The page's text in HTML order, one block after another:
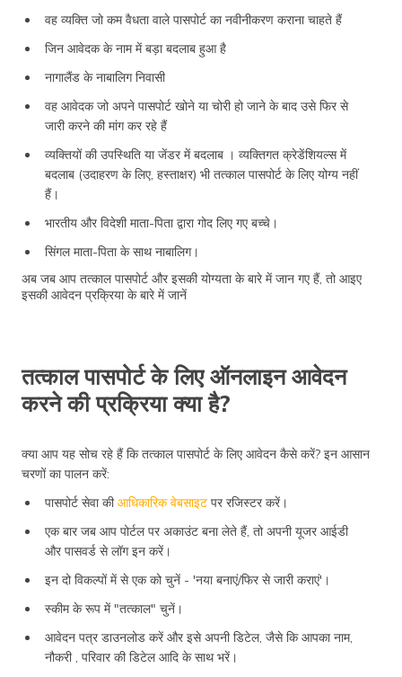
वह व्यक्ति जो कम वैधता वाले पासपोर्ट का नवीनीकरण कराना चाहते हैं
जिन आवेदक के नाम में बड़ा बदलाब हुआ है
नागालैंड के नाबालिग निवासी
वह आवेदक जो अपने पासपोर्ट खोने या चोरी हो जाने के बाद उसे फिर से
जारी करने की मांग कर रहे हैं
व्यक्तियों की उपस्थिति या जेंडर में बदलाब । व्यक्तिगत क्रेडेंशियल्स में
बदलाब (उदाहरण के लिए, हस्ताक्षर) भी तत्काल पासपोर्ट के लिए योग्य नहीं
हैं।
भारतीय और विदेशी माता-पिता द्वारा गोद लिए गए बच्चे।
सिंगल माता-पिता के साथ नाबालिग।
अब जब आप तत्काल पासपोर्ट और इसकी योग्यता के बारे में जान गए हैं, तो आइए
इसकी आवेदन प्रक्रिया के बारे में जानें
तत्काल पासपोर्ट के लिए ऑनलाइन आवेदन
करने की प्रक्रिया क्या है?
क्या आप यह सोच रहे हैं कि तत्काल पासपोर्ट के लिए आवेदन कैसे करें? इन आसान
चरणों का पालन करें:
पासपोर्ट सेवा कीआधिकारिक वेबसाइट पर रजिस्टर करें।
एक बार जब आप पोर्टल पर अकाउंट बना लेते हैं, तो अपनी यूजर आईडी
और पासवर्ड से लॉग इन करें।
इन दो विकल्पों में से एक को चुनें - 'नया बनाएं/फिर से जारी कराएं'।
स्कीम के रूप में "तत्काल" चुनें।
आवेदन पत्र डाउनलोड करें और इसे अपनी डिटेल, जैसे कि आपका नाम,
नौकरी , परिवार की डिटेल आदि के साथ भरें।